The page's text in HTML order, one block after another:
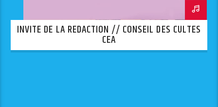
INVITE DE LA REDACTION // CONSEIL DES CULTES
CEA